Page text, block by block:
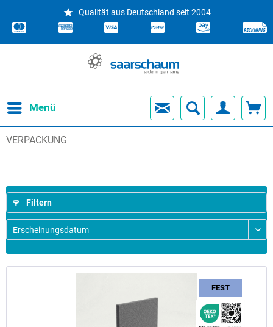
Qualität aus Deutschland seit 2004
Menü
VERPACKUNG
Filtern
FEST